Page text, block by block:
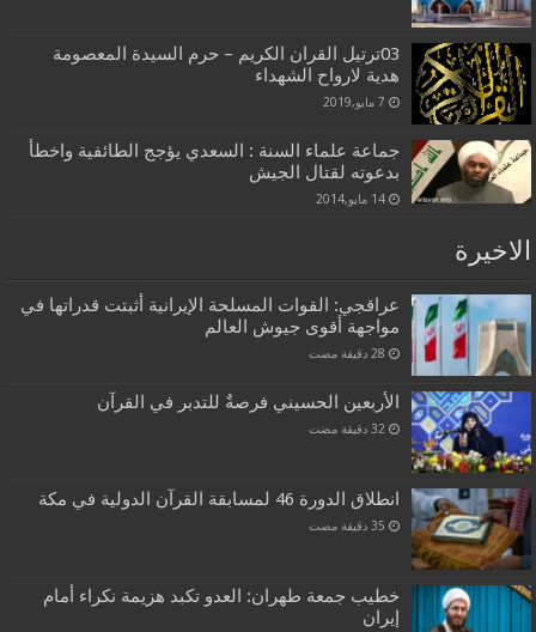
03ترتيل القران الكريم – حرم السيدة المعصومة
هدية لارواح الشهداء
7 مايو,2019
جماعة علماء السنة : السعدي يؤجج الطائفية واخطأ
بدعوته لقتال الجيش
14 مايو,2014
الاخيرة
عراقجي: القوات المسلحة الإيرانية أثبتت قدراتها في
مواجهة أقوى جيوش العالم
الأربعين الحسيني فرصةٌ للتدبر في القرآن
انطلاق الدورة 46 لمسابقة القرآن الدولية في مكة
خطيب جمعة طهران: العدو تكبد هزيمة نكراء أمام
إيران